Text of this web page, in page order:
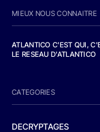
MIEUX NOUS CONNAITRE
ATLANTICO C'EST QUI,
LE RESEAU D'ATLANTICO
CATEGORIES
DECRYPTAGES